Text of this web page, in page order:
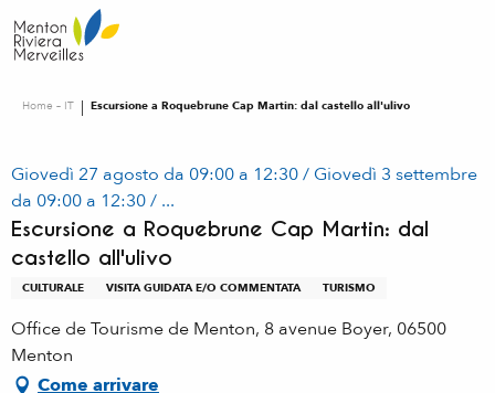
au
contenu
Home – IT Escursione a Roquebrune Cap Martin: dal castello all'ulivo
Giovedì 27 agosto da 09:00 a 12:30 / Giovedì 3 settembre
da 09:00 a 12:30 / ...
Escursione a Roquebrune Cap Martin: dal
castello all'ulivo
CULTURALE VISITA GUIDATA E/O COMMENTATA TURISMO
Office de Tourisme de Menton, 8 avenue Boyer, 06500
Menton
Come arrivare